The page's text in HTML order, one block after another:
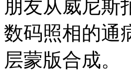
朋友从威尼斯
数码照相的通
层蒙版合成。